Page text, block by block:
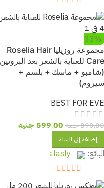
5
out of 5
-33%
مجموعة روزيليا Roselia Hair
Care للعناية بالشعر بعد البروتين
(شامبو + ماسك + بلسم +
سيروم)
BEST FOR EVE
890,00جنيه 599,00 جنيه
إضافة إلى السلة
البائع: alasly
5
out of 5